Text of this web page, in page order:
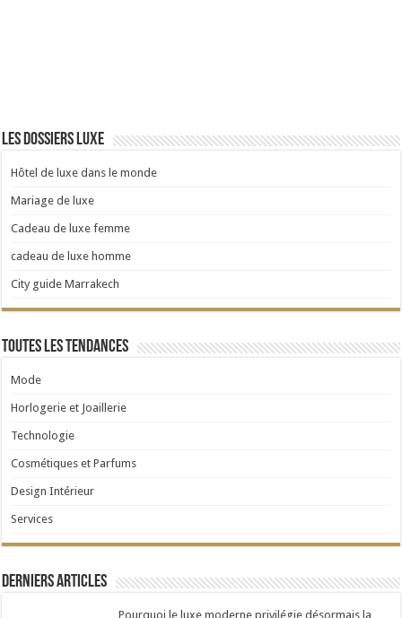
Les dossiers luxe
Hôtel de luxe dans le monde
Mariage de luxe
Cadeau de luxe femme
cadeau de luxe homme
City guide Marrakech
Toutes les tendances
Mode
Horlogerie et Joaillerie
Technologie
Cosmétiques et Parfums
Design Intérieur
Services
Derniers articles
Pourquoi le luxe moderne privilégie désormais la